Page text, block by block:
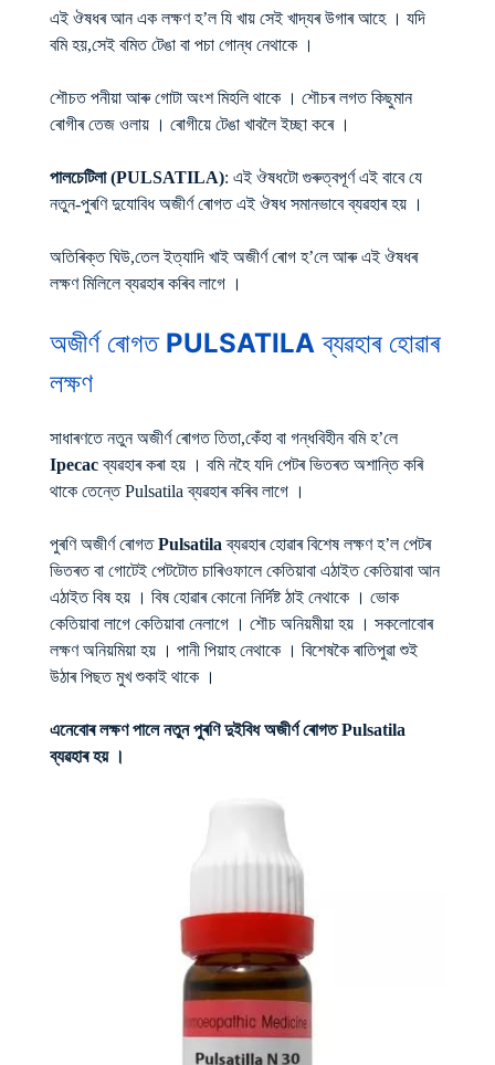
এই ঔষধৰ আন এক লক্ষণ হ’ল যি খায় সেই খাদ্যৰ উগাৰ আহে । যদি
বমি হয়,সেই বমিত টেঙা বা পচা গোন্ধ নেথাকে ।
শৌচত পনীয়া আৰু গোটা অংশ মিহলি থাকে । শৌচৰ লগত কিছুমান
ৰোগীৰ তেজ ওলায় । ৰোগীয়ে টেঙা খাবলৈ ইচ্ছা কৰে ।
পালচেটিলা (PULSATILA): এই ঔষধটো গুৰুত্বপূৰ্ণ এই বাবে যে
নতুন-পুৰণি দুযোবিধ অজীৰ্ণ ৰোগত এই ঔষধ সমানভাবে ব্যৱহাৰ হয় ।
অতিৰিক্ত ঘিউ,তেল ইত্যাদি খাই অজীৰ্ণ ৰোগ হ’লে আৰু এই ঔষধৰ
লক্ষণ মিলিলে ব্যৱহাৰ কৰিব লাগে ।
অজীৰ্ণ ৰোগত PULSATILA ব্যৱহাৰ হোৱাৰ
লক্ষণ
সাধাৰণতে নতুন অজীৰ্ণ ৰোগত তিতা,কেঁহা বা গন্ধবিহীন বমি হ’লে
Ipecacব্যৱহাৰ কৰা হয় । বমি নহৈ যদি পেটৰ ভিতৰত অশান্তি কৰি
থাকে তেন্তে Pulsatila ব্যৱহাৰ কৰিব লাগে ।
পুৰণি অজীৰ্ণ ৰোগতPulsatila ব্যৱহাৰ হোৱাৰ বিশেষ লক্ষণ হ’ল পেটৰ
ভিতৰত বা গোটেই পেটটোত চাৰিওফালে কেতিয়াবা এঠাইত কেতিয়াবা আন
এঠাইত বিষ হয় । বিষ হোৱাৰ কোনো নিৰ্দিষ্ট ঠাই নেথাকে । ভোক
কেতিয়াবা লাগে কেতিয়াবা নেলাগে । শৌচ অনিয়মীয়া হয় । সকলোবোৰ
লক্ষণ অনিয়মিয়া হয় । পানী পিয়াহ নেথাকে । বিশেষকৈ ৰাতিপুৱা শুই
উঠাৰ পিছত মুখ শুকাই থাকে ।
এনেবোৰ লক্ষণ পালে নতুন পুৰণি দুইবিধ অজীৰ্ণ ৰোগত Pulsatila
ব্যৱহাৰ হয় ।